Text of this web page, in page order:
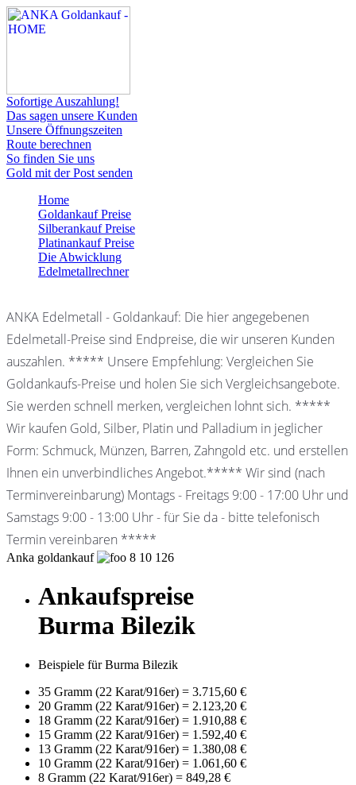
Sofortige Auszahlung!
Das sagen unsere Kunden
Unsere Öffnungszeiten
Route berechnen
So finden Sie uns
Gold mit der Post senden
Home
Goldankauf Preise
Silberankauf Preise
Platinankauf Preise
Die Abwicklung
Edelmetallrechner
ANKA Edelmetall - Goldankauf: Die hier angegebenen
Edelmetall-Preise sind Endpreise, die wir unseren Kunden
auszahlen. ***** Unsere Empfehlung: Vergleichen Sie
Goldankaufs-Preise und holen Sie sich Vergleichsangebote.
Sie werden schnell merken, vergleichen lohnt sich. *****
Wir kaufen Gold, Silber, Platin und Palladium in jeglicher
Form: Schmuck, Münzen, Barren, Zahngold etc. und erstellen
Ihnen ein unverbindliches Angebot.***** Wir sind (nach
Terminvereinbarung) Montags - Freitags 9:00 - 17:00 Uhr und
Samstags 9:00 - 13:00 Uhr - für Sie da - bitte telefonisch
Termin vereinbaren *****
Anka goldankauf 8 10 126
Ankaufspreise
Burma Bilezik
Beispiele für Burma Bilezik
35 Gramm (22 Karat/916er) = 3.715,60 €
20 Gramm (22 Karat/916er) = 2.123,20 €
18 Gramm (22 Karat/916er) = 1.910,88 €
15 Gramm (22 Karat/916er) = 1.592,40 €
13 Gramm (22 Karat/916er) = 1.380,08 €
10 Gramm (22 Karat/916er) = 1.061,60 €
8 Gramm (22 Karat/916er) = 849,28 €